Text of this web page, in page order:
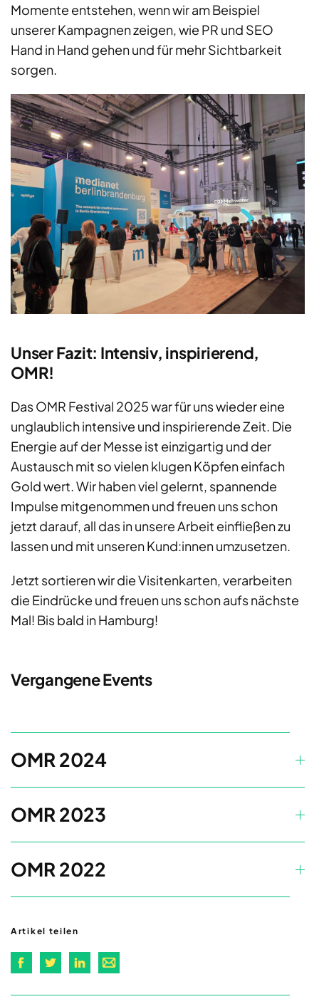
Momente entstehen, wenn wir am Beispiel
unserer Kampagnen zeigen, wie PR und SEO
Hand in Hand gehen und für mehr Sichtbarkeit
sorgen.
Unser Fazit: Intensiv, inspirierend,
OMR!
Das OMR Festival 2025 war für uns wieder eine
unglaublich intensive und inspirierende Zeit. Die
Energie auf der Messe ist einzigartig und der
Austausch mit so vielen klugen Köpfen einfach
Gold wert. Wir haben viel gelernt, spannende
Impulse mitgenommen und freuen uns schon
jetzt darauf, all das in unsere Arbeit einfließen zu
lassen und mit unseren Kund:innen umzusetzen.
Jetzt sortieren wir die Visitenkarten, verarbeiten
die Eindrücke und freuen uns schon aufs nächste
Mal! Bis bald in Hamburg!
Vergangene Events
OMR 2024
OMR 2023
OMR 2022
Artikel teilen